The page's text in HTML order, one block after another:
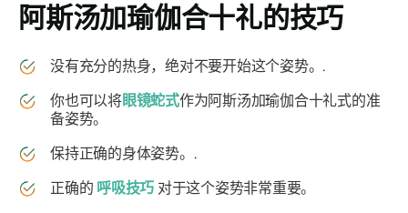
阿斯汤加瑜伽合十礼的技巧
没有充分的热身，绝对不要开始这个姿势。.
你也可以将眼镜蛇式作为阿斯汤加瑜伽合十礼式的准
备姿势。
保持正确的身体姿势。.
正确的 呼吸技巧 对于这个姿势非常重要。